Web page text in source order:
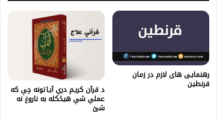
رهنمایی های لازم در زمان
قرنطین د قرآن کریم درې آياتونه چې که
عملي شي هيڅکله به ناروغ نه
شئ